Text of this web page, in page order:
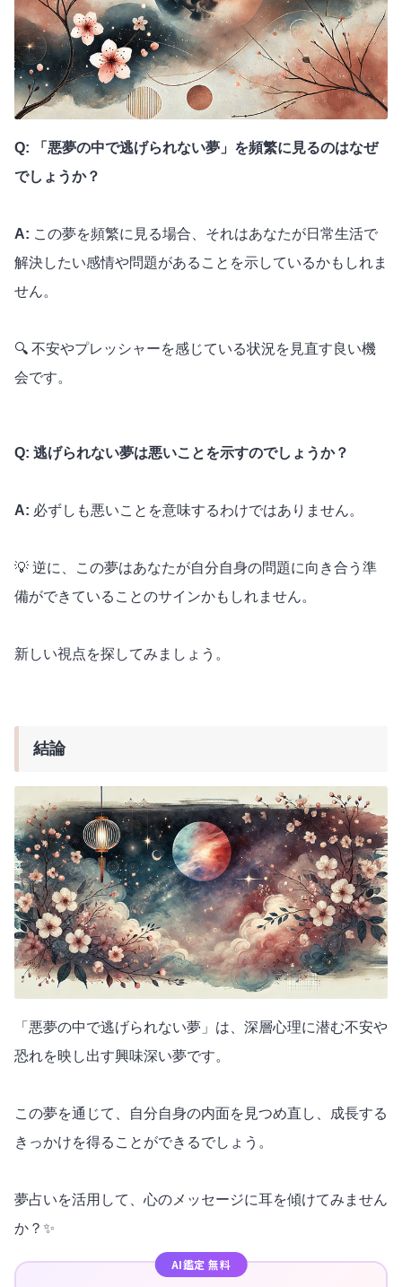
Q: 「悪夢の中で逃げられない夢」を頻繁に見るのはなぜ
でしょうか？
A: この夢を頻繁に見る場合、それはあなたが日常生活で
解決したい感情や問題があることを示しているかもしれま
せん。
🔍 不安やプレッシャーを感じている状況を見直す良い機
会です。
Q: 逃げられない夢は悪いことを示すのでしょうか？
A: 必ずしも悪いことを意味するわけではありません。
💡 逆に、この夢はあなたが自分自身の問題に向き合う準
備ができていることのサインかもしれません。
新しい視点を探してみましょう。
結論
「悪夢の中で逃げられない夢」は、深層心理に潜む不安や
恐れを映し出す興味深い夢です。
この夢を通じて、自分自身の内面を見つめ直し、成長する
きっかけを得ることができるでしょう。
夢占いを活用して、心のメッセージに耳を傾けてみません
か？✨
AI鑑定 無料